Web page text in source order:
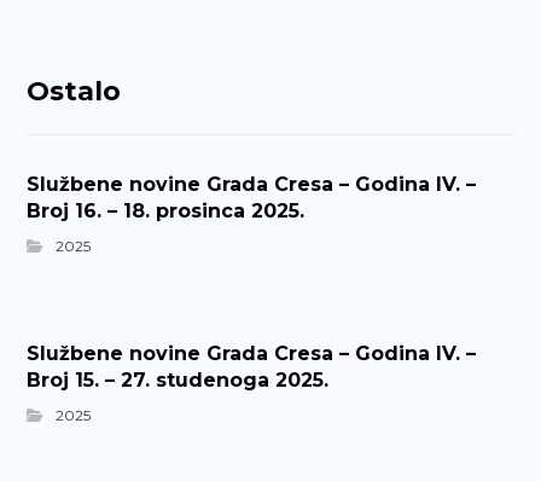
Ostalo
Službene novine Grada Cresa – Godina IV. –
Broj 16. – 18. prosinca 2025.
2025
Službene novine Grada Cresa – Godina IV. –
Broj 15. – 27. studenoga 2025.
2025